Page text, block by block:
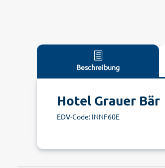
Beschreibung
Hotel Grauer Bär
EDV-Code: INNF60E